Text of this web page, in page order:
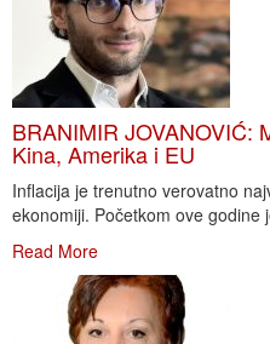
BRANIMIR JOVANOVIĆ:
Kina, Amerika i EU
Inflacija je trenutno verovatno
ekonomiji. Početkom ove godine
Read More